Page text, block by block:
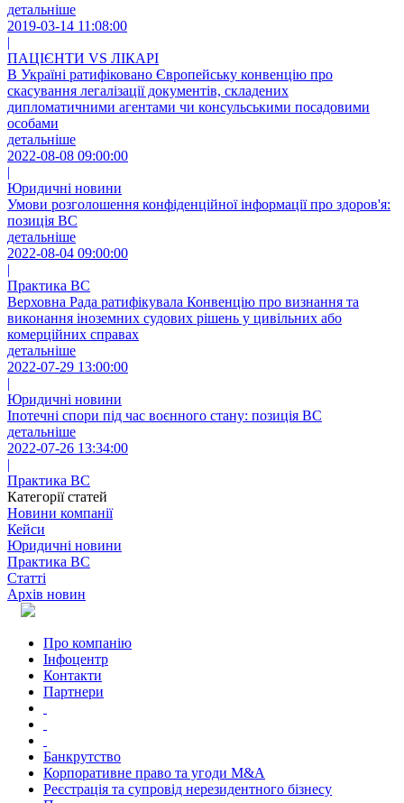
детальніше
2019-03-14 11:08:00
|
ПАЦІЄНТИ VS ЛІКАРІ
В Україні ратифіковано Європейську конвенцію про
скасування легалізації документів, складених
дипломатичними агентами чи консульськими посадовими
особами
детальніше
2022-08-08 09:00:00
|
Юридичні новини
Умови розголошення конфіденційної інформації про здоров'я:
позиція ВС
детальніше
2022-08-04 09:00:00
|
Практика ВС
Верховна Рада ратифікувала Конвенцію про визнання та
виконання іноземних судових рішень у цивільних або
комерційних справах
детальніше
2022-07-29 13:00:00
|
Юридичні новини
Іпотечні спори під час воєнного стану: позиція ВС
детальніше
2022-07-26 13:34:00
|
Практика ВС
Категорії статей
Новини компанії
Кейси
Юридичні новини
Практика ВС
Статті
Архів новин
Про компанію
Інфоцентр
Контакти
Партнери
Банкрутство
Корпоративне право та угоди M&A
Реєстрація та супровід нерезидентного бізнесу